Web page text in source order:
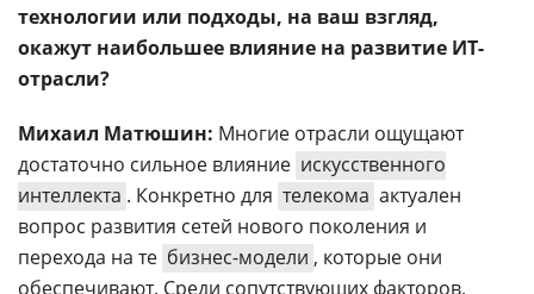
технологии или подходы, на ваш взгляд,
окажут наибольшее влияние на развитие ИТ-
отрасли?
Михаил Матюшин: Многие отрасли ощущают
достаточно сильное влияние искусственного
интеллекта . Конкретно для телекома актуален
вопрос развития сетей нового поколения и
перехода на те бизнес-модели , которые они
обеспечивают. Среди сопутствующих факторов,